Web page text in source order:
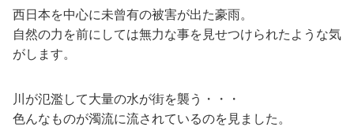
西日本を中心に未曾有の被害が出た豪雨。
自然の力を前にしては無力な事を見せつけられたような気
がします。
川が氾濫して大量の水が街を襲う・・・
色んなものが濁流に流されているのを見ました。